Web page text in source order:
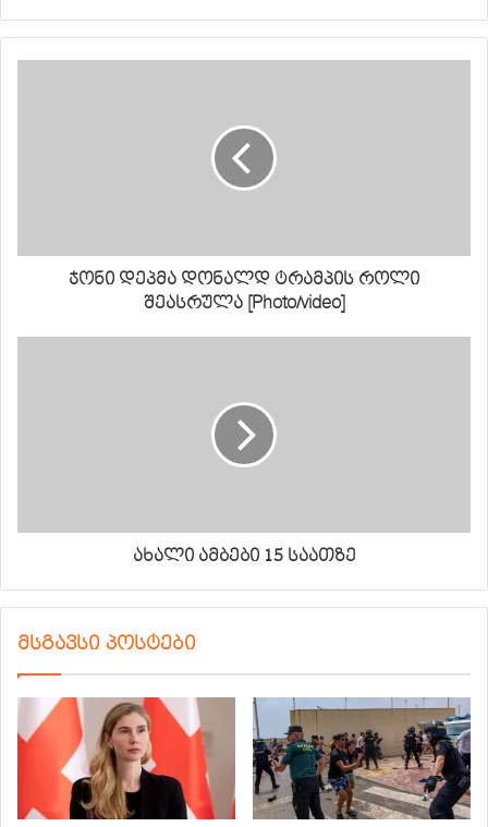
ჯონი დეპმა დონალდ ტრამპის როლი
შეასრულა [Photo/video]
ახალი ამბები 15 საათზე
მსგავსი პოსტები